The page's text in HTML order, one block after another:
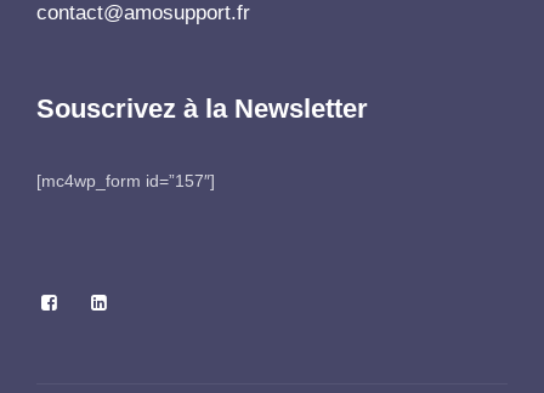
contact@amosupport.fr
Souscrivez à la Newsletter
[mc4wp_form id=”157″]